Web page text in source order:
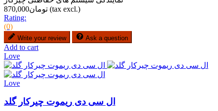
تومان870,000 (tax excl.)
Rating:
(0)
Write your review Ask a question
Add to cart
Love
Love
ال سی دی ریموت چیرکار گلد